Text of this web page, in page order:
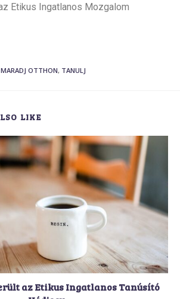
Etikus Ingatlanos Mozgalom
MARADJ OTTHON, TANULJ
LIKE
az Etikus Ingatlanos Tanúsító